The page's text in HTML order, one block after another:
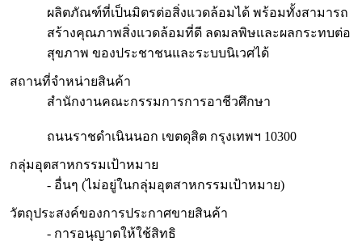
ผลิตภัณฑ์ที่เป็นมิตรต่อสิ่งแวดล้อมได้ พร้อมทั้งสามารถ
สร้างคุณภาพสิ่งแวดล้อมที่ดี ลดมลพิษและผลกระทบต่อ
สุขภาพ ของประชาชนและระบบนิเวศได้
สถานที่จำหน่ายสินค้า
สำนักงานคณะกรรมการการอาชีวศึกษา
ถนนราชดำเนินนอก เขตดุสิต กรุงเทพฯ 10300
กลุ่มอุตสาหกรรมเป้าหมาย
- อื่นๆ (ไม่อยู่ในกลุ่มอุตสาหกรรมเป้าหมาย)
วัตถุประสงค์ของการประกาศขายสินค้า
- การอนุญาตให้ใช้สิทธิ